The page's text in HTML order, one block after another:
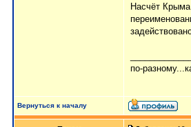
Насчёт
по-
Вернуться к началу